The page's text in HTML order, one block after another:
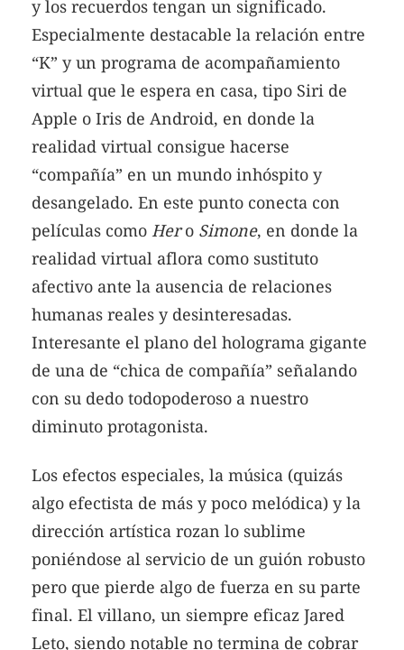
y los recuerdos tengan un significado.
Especialmente destacable la relación entre
“K” y un programa de acompañamiento
virtual que le espera en casa, tipo Siri de
Apple o Iris de Android, en donde la
realidad virtual consigue hacerse
“compañía” en un mundo inhóspito y
desangelado. En este punto conecta con
películas como Hero Simone, en donde la
realidad virtual aflora como sustituto
afectivo ante la ausencia de relaciones
humanas reales y desinteresadas.
Interesante el plano del holograma gigante
de una de “chica de compañía” señalando
con su dedo todopoderoso a nuestro
diminuto protagonista.
Los efectos especiales, la música (quizás
algo efectista de más y poco melódica) y la
dirección artística rozan lo sublime
poniéndose al servicio de un guión robusto
pero que pierde algo de fuerza en su parte
final. El villano, un siempre eficaz Jared
Leto, siendo notable no termina de cobrar